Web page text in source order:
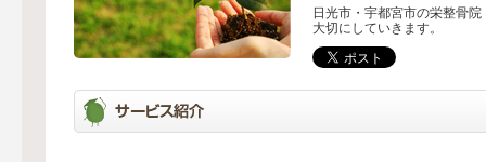
日光市・宇都宮市の栄整骨
大切にしていきます。